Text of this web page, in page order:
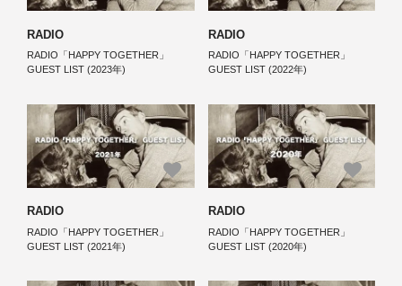
RADIO
RADIO「HAPPY TOGETHER」
GUEST LIST (2023年)
RADIO
RADIO「HAPPY TOGETHER」
GUEST LIST (2022年)
RADIO
RADIO「HAPPY TOGETHER」
GUEST LIST (2021年)
RADIO
RADIO「HAPPY TOGETHER」
GUEST LIST (2020年)